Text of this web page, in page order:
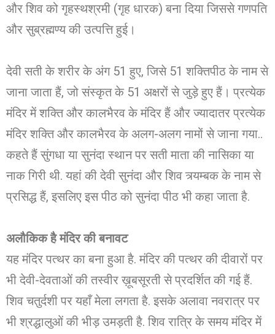
और शिव को गृहस्थश्रमी (गृह धारक) बना दिया जिससे गणपति
और सुब्रह्मण्य की उत्पत्ति हुई।
देवी सती के शरीर के अंग 51 हुए, जिसे 51 शक्तिपीठ के नाम से
जाना जाता हैं, जो संस्कृत के 51 अक्षरों से जुड़े हुए हैं। प्रत्येक
मंदिर में शक्ति और कालभैरव के मंदिर हैं और ज्यादातर प्रत्येक
मंदिर शक्ति और कालभैरव के अलग-अलग नामों से जाना गया..
कहते हैं सुंगधा या सुनंदा स्थान पर सती माता की नासिका या
नाक गिरी थी. यहां की देवी सुनंदा और शिव त्र्यम्बक के नाम से
प्रसिद्ध हैं, इसलिए इस पीठ को सुनंदा पीठ भी कहा जाता है.
अलौकिक है मंदिर की बनावट
यह मंदिर पत्थर का बना हुआ है. मंदिर की पत्थर की दीवारों पर
भी देवी-देवताओं की तस्वीर ख़ूबसूरती से प्रदर्शित की गई हैं.
शिव चतुर्दशी पर यहाँ मेला लगता है. इसके अलावा नवरात्र पर
भी श्रद्धालुओं की भीड़ उमड़ती है. शिव रात्रि के समय मंदिर में